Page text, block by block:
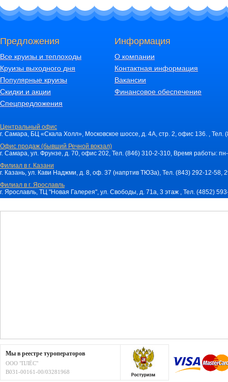
Предложения
Все круизы и теплоходы
Круизы выходного дня
Популярные круизы
Скидки и акции
Спецпредложения
Информация
О компании
Контактная информация
Вакансии
Финансовое обеспечение
Центральный офис
г. Самара, БЦ «Скала Холл», Московское шоссе, д. 4А, стр. 2, офис 136. ,
Офис продаж (бывший Речной вокзал)
г. Самара, ул. Фрунзе, д. 70, офис 202, Тел. (846) 310-2-310, Время работы:
Филиал в г. Казани
г. Казань, ул. Кави Наджми, д. 8, оф. 37 (напртив ТЮЗа), Тел. (843) 292-12-
Филиал в г. Ярославль
г. Ярославль, ТЦ "Новая Галерея", ул. Свободы, д. 71a, 3 этаж , Тел. (4852)
Мы в реестре туроператоров
ООО "ПЛЁС"
В031-00161-00/03281968